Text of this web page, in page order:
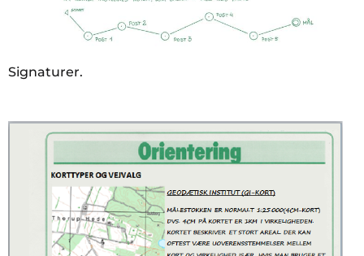
Signaturer.